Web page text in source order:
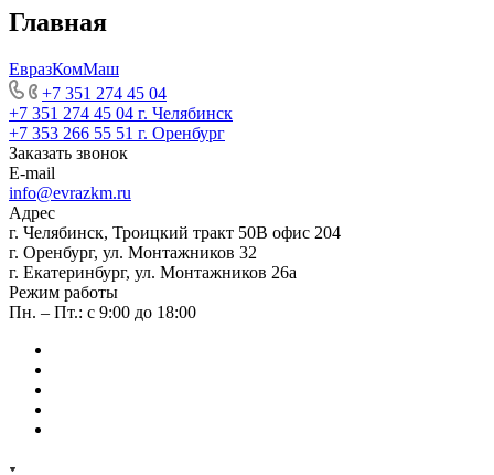
Главная
ЕвразКомМаш
+7 351 274 45 04
+7 351 274 45 04 г. Челябинск
+7 353 266 55 51 г. Оренбург
Заказать звонок
E-mail
info@evrazkm.ru
Адрес
г. Челябинск, Троицкий тракт 50В офис 204
г. Оренбург, ул. Монтажников 32
г. Екатеринбург, ул. Монтажников 26а
Режим работы
Пн. – Пт.: с 9:00 до 18:00